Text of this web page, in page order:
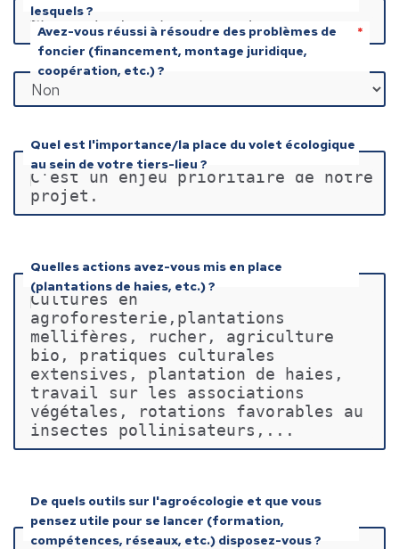
lesquels ?
Choix de la structure foncière
Avez-vous réussi à résoudre des problèmes de
foncier (financement, montage juridique,
coopération, etc.) ?
Quel est l'importance/la place du volet écologique
au sein de votre tiers-lieu ?
C'est un enjeu prioritaire de notre
projet.
Quelles actions avez-vous mis en place
(plantations de haies, etc.) ?
Cultures en
agroforesterie,plantations
mellifères, rucher, agriculture
bio, pratiques culturales
extensives, plantation de haies,
travail sur les associations
végétales, rotations favorables au
insectes pollinisateurs,...
De quels outils sur l'agroécologie et que vous
pensez utile pour se lancer (formation,
compétences, réseaux, etc.) disposez-vous ?